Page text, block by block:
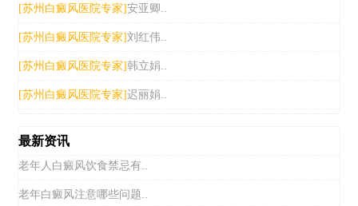
[苏州白癜风医院专家]安亚卿..
[苏州白癜风医院专家]刘红伟..
[苏州白癜风医院专家]韩立娟..
[苏州白癜风医院专家]迟丽娟..
最新资讯
老年人白癜风饮食禁忌有..
老年白癜风注意哪些问题..